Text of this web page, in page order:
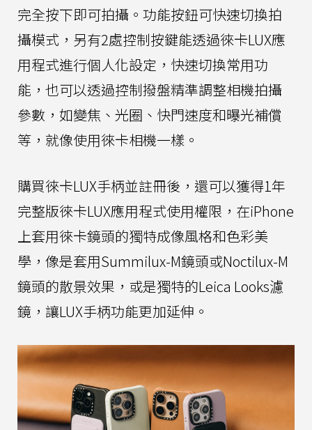
完全按下即可拍攝。功能按鈕可快速切換拍
攝模式，另有2處控制按鍵能透過徠卡LUX應
用程式進行個人化設定，快速切換常用功
能，也可以透過控制撥盤精準調整相機拍攝
參數，如變焦、光圈、快門速度和曝光補償
等，就像使用徠卡相機一樣。
購買徠卡LUX手柄並註冊後，還可以獲得1年
完整版徠卡LUX應用程式使用權限，在iPhone
上套用徠卡鏡頭的獨特成像風格和色彩美
學，像是套用Summilux-M鏡頭或Noctilux-M
鏡頭的散景效果，或是獨特的Leica Looks濾
鏡，讓LUX手柄功能更加延伸。